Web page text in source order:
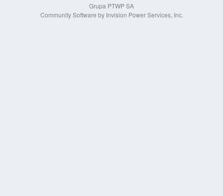
Grupa PTWP SA
Community Software by Invision Power Services, Inc.